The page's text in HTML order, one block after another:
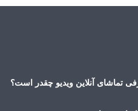
تماشای آنلاین ویدیو چقدر است؟